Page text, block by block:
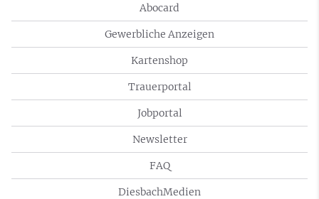
Abocard
Gewerbliche Anzeigen
Kartenshop
Trauerportal
Jobportal
Newsletter
FAQ
DiesbachMedien